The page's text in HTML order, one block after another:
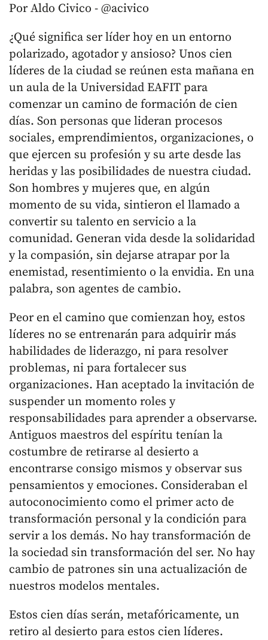
Por Aldo Civico - @acivico
¿Qué significa ser líder hoy en un entorno
polarizado, agotador y ansioso? Unos cien
líderes de la ciudad se reúnen esta mañana en
un aula de la Universidad EAFIT para
comenzar un camino de formación de cien
días. Son personas que lideran procesos
sociales, emprendimientos, organizaciones, o
que ejercen su profesión y su arte desde las
heridas y las posibilidades de nuestra ciudad.
Son hombres y mujeres que, en algún
momento de su vida, sintieron el llamado a
convertir su talento en servicio a la
comunidad. Generan vida desde la solidaridad
y la compasión, sin dejarse atrapar por la
enemistad, resentimiento o la envidia. En una
palabra, son agentes de cambio.
Peor en el camino que comienzan hoy, estos
líderes no se entrenarán para adquirir más
habilidades de liderazgo, ni para resolver
problemas, ni para fortalecer sus
organizaciones. Han aceptado la invitación de
suspender un momento roles y
responsabilidades para aprender a observarse.
Antiguos maestros del espíritu tenían la
costumbre de retirarse al desierto a
encontrarse consigo mismos y observar sus
pensamientos y emociones. Consideraban el
autoconocimiento como el primer acto de
transformación personal y la condición para
servir a los demás. No hay transformación de
la sociedad sin transformación del ser. No hay
cambio de patrones sin una actualización de
nuestros modelos mentales.
Estos cien días serán, metafóricamente, un
retiro al desierto para estos cien líderes.